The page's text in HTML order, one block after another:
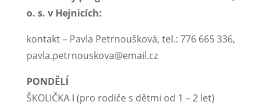
o. s. v Hejnicích:
kontakt – Pavla Petrnoušková, tel.: 776 665 336,
pavla.petrnouskova@email.cz
PONDĚLÍ
ŠKOLIČKA I (pro rodiče s dětmi od 1 – 2 let)